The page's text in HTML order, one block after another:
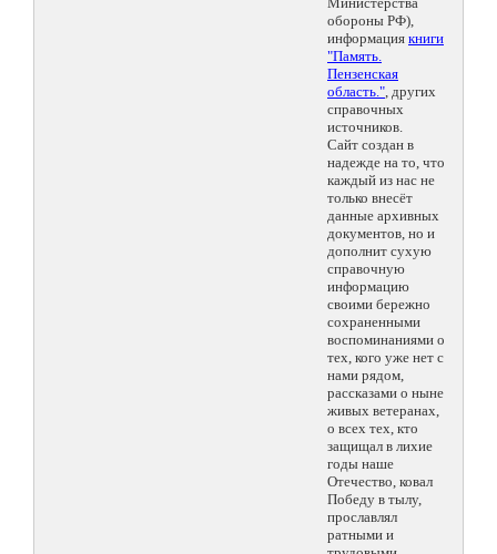
обороны РФ),
информация книги
"Память.
Пензенская
область.", других
справочных
источников.
Сайт создан в
надежде на то, что
каждый из нас не
только внесёт
данные архивных
документов, но и
дополнит сухую
справочную
информацию
своими бережно
сохраненными
воспоминаниями о
тех, кого уже нет с
нами рядом,
рассказами о ныне
живых ветеранах,
о всех тех, кто
защищал в лихие
годы наше
Отечество, ковал
Победу в тылу,
прославлял
ратными и